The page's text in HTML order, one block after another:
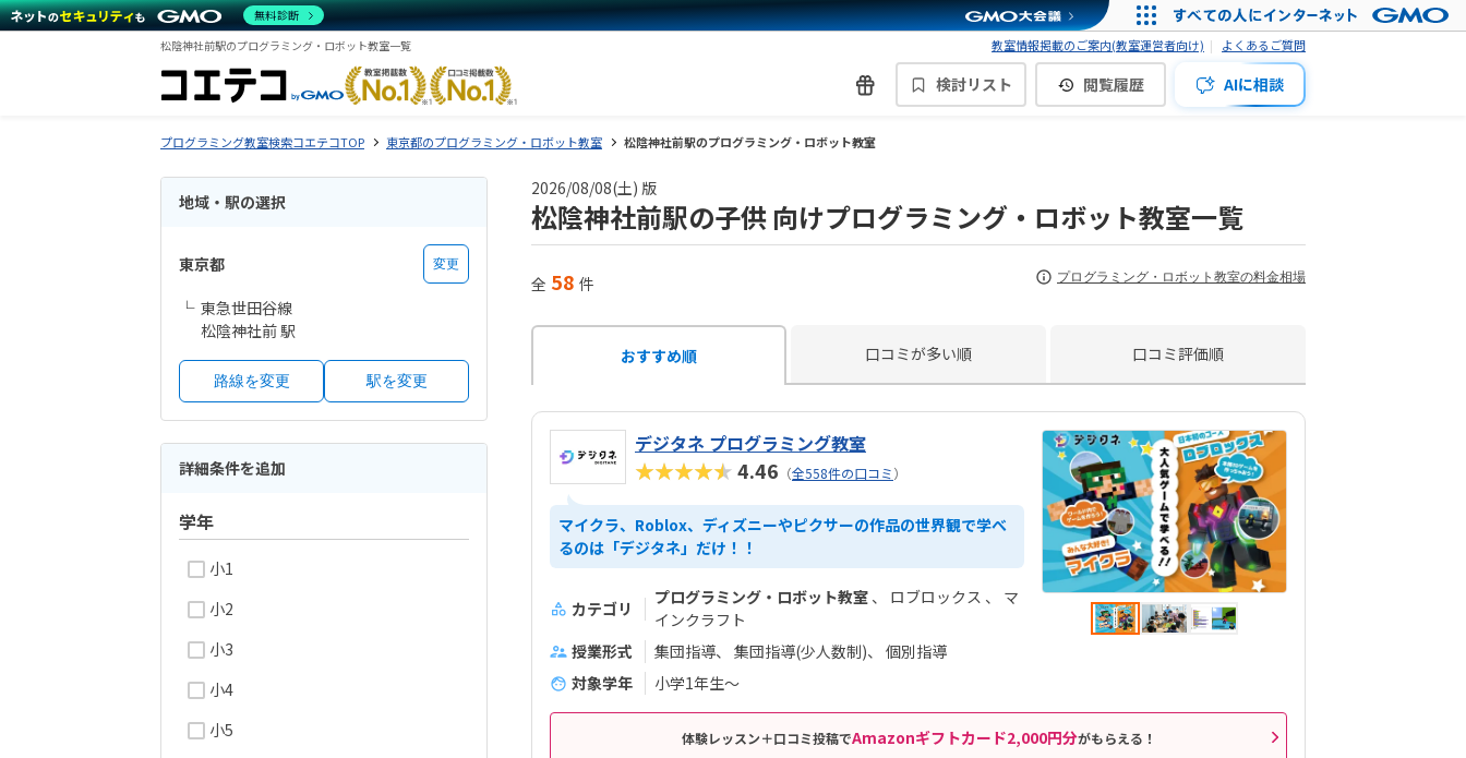
松陰神社前駅のプログラミング・ロボット教室一覧 教室情報掲載のご案内(教室運営者向け) よくあるご質問
検討リスト 閲覧履歴 AIに相談
プログラミング教室検索コエテコTOP 東京都のプログラミング・ロボット教室 松陰神社前駅のプログラミング・ロボット教室
地域・駅の選択
東京都 変更
東急世田谷線
松陰神社前 駅
路線を変更 駅を変更
詳細条件を追加
学年
小1
小2
小3
小4
小5
2026/08/08(土) 版
松陰神社前駅の子供 向けプログラミング・ロボット教室一覧
全 58 件 プログラミング・ロボット教室の料金相場
おすすめ順 口コミが多い順 口コミ評価順
デジタネ プログラミング教室
★★★★★4.46 （全558件の口コミ）
マイクラ、Roblox、ディズニーやピクサーの作品の世界観で学べ
るのは「デジタネ」だけ！！
カテゴリ
プログラミング・ロボット教室 ロブロックス
マ
インクラフト
授業形式
集団指導 集団指導(少人数制)
個別指導
対象学年
小学1年生～
体験レッスン＋口コミ投稿でAmazonギフトカード2,000円分がもらえる！
無料診断